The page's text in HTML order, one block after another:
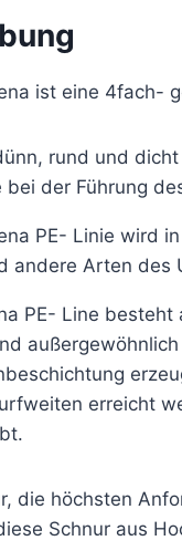
ist eine 4fach-
rund und
bei der Führung
PE- Linie wird
andere Arten des
PE- Line
erreicht
die höchsten
Schnur aus